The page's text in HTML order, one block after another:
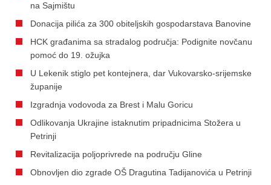
na Sajmištu
Donacija pilića za 300 obiteljskih gospodarstava Banovine
HCK građanima sa stradalog područja: Podignite novčanu
pomoć do 19. ožujka
U Lekenik stiglo pet kontejnera, dar Vukovarsko-srijemske
županije
Izgradnja vodovoda za Brest i Malu Goricu
Odlikovanja Ukrajine istaknutim pripadnicima Stožera u
Petrinji
Revitalizacija poljoprivrede na području Gline
Obnovljen dio zgrade OŠ Dragutina Tadijanovića u Petrinji